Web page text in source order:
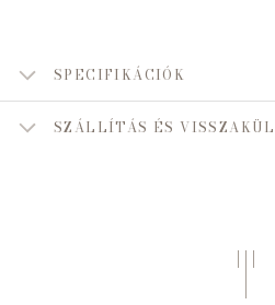
SPECIFIKÁCIÓK
SZÁLLÍTÁS ÉS